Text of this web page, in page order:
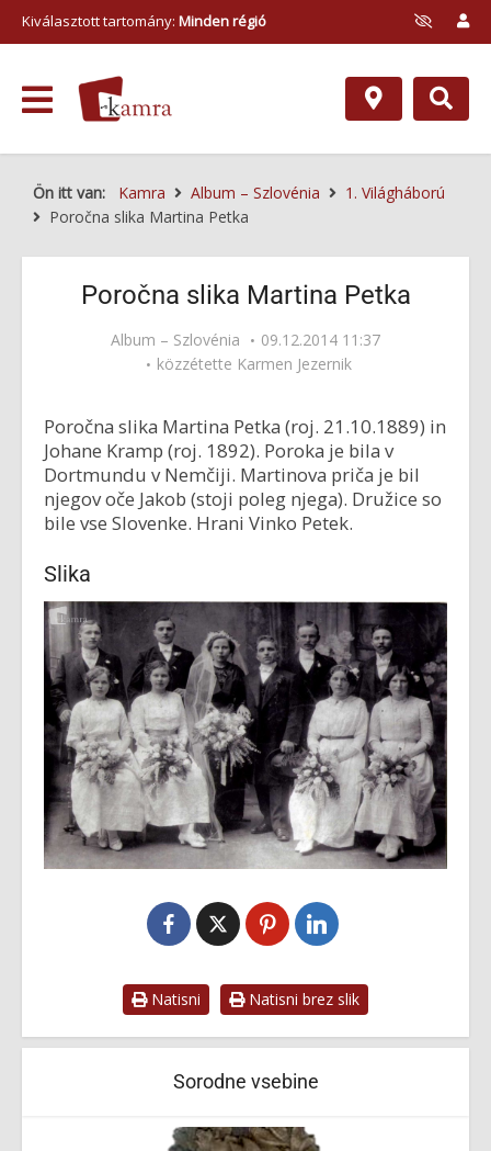
Kiválasztott tartomány: Minden régió
Ön itt van: Kamra Album – Szlovénia
1. Világháború
Poročna slika Martina Petka
Poročna slika Martina Petka
Album – Szlovénia
09.12.2014 11:37
közzétette Karmen Jezernik
Poročna slika Martina Petka (roj. 21.10.1889) in
Johane Kramp (roj. 1892). Poroka je bila v
Dortmundu v Nemčiji. Martinova priča je bil
njegov oče Jakob (stoji poleg njega). Družice so
bile vse Slovenke. Hrani Vinko Petek.
Slika
Natisni Natisni brez slik
Sorodne vsebine